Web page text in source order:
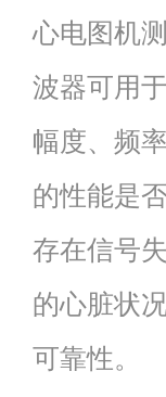
心电图机
波器可用
幅度、频
的性能是
存在信号
的心脏状
可靠性。